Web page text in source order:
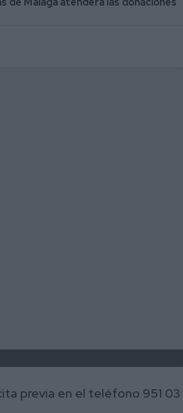
previa en el teléfono 951 03